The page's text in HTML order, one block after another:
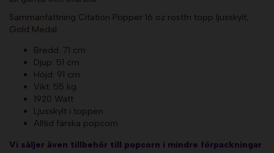
Sammanfattning Citation Popper 16 oz rostfri topp ljusskylt,
Gold Medal:
Bredd: 71 cm
Djup: 51 cm
Höjd: 91 cm
Vikt: 55 kg
1920 Watt
Ljusskylt i toppen
Alltid färska popcorn
Vi säljer även tillbehör till popcorn i mindre förpackningar